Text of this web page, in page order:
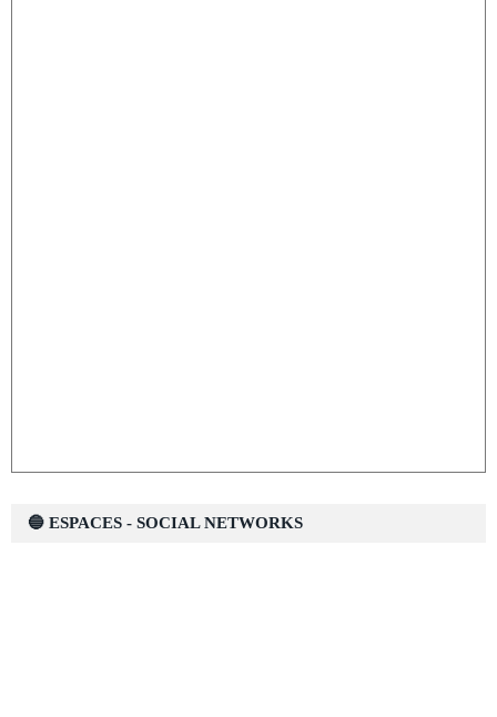
🔵 ESPACES - SOCIAL NETWORKS